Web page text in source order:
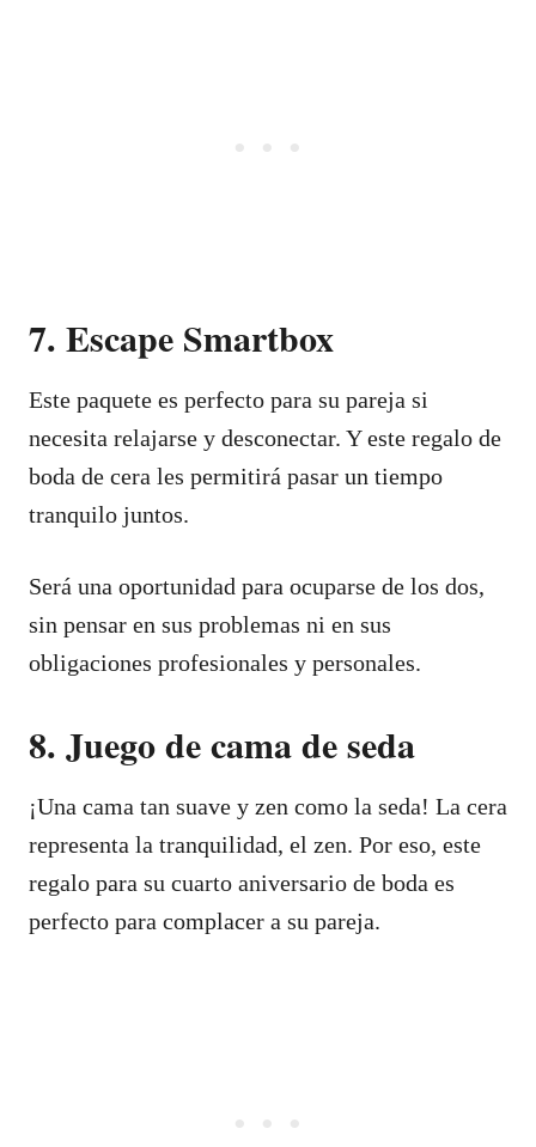
7. Escape Smartbox
Este paquete es perfecto para su pareja si
necesita relajarse y desconectar. Y este regalo de
boda de cera les permitirá pasar un tiempo
tranquilo juntos.
Será una oportunidad para ocuparse de los dos,
sin pensar en sus problemas ni en sus
obligaciones profesionales y personales.
8. Juego de cama de seda
¡Una cama tan suave y zen como la seda! La cera
representa la tranquilidad, el zen. Por eso, este
regalo para su cuarto aniversario de boda es
perfecto para complacer a su pareja.